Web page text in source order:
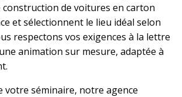
de voitures en carton
et sélectionnent le lieu idéal selon
respectons vos exigences à la lettre
animation sur mesure, adaptée à
votre séminaire, notre agence